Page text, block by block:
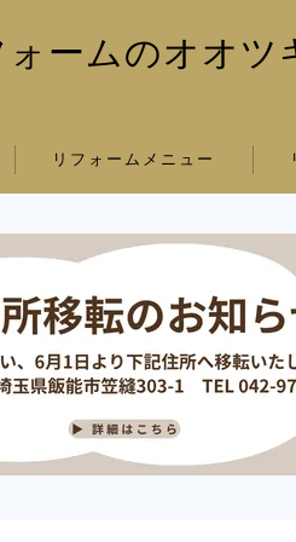
ォームのオオツ
リフォームメニュー